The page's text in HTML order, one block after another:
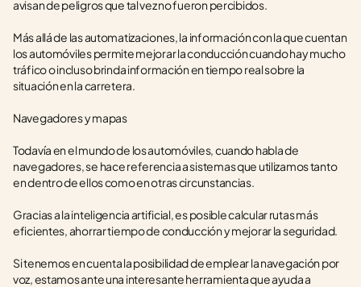
avisan de peligros que tal vez no fueron percibidos.
Más allá de las automatizaciones, la información con la que cuentan
los automóviles permite mejorar la conducción cuando hay mucho
tráfico o incluso brinda información en tiempo real sobre la
situación en la carretera.
Navegadores y mapas
Todavía en el mundo de los automóviles, cuando habla de
navegadores, se hace referencia a sistemas que utilizamos tanto
en dentro de ellos como en otras circunstancias.
Gracias a la inteligencia artificial, es posible calcular rutas más
eficientes, ahorrar tiempo de conducción y mejorar la seguridad.
Si tenemos en cuenta la posibilidad de emplear la navegación por
voz, estamos ante una interesante herramienta que ayuda a